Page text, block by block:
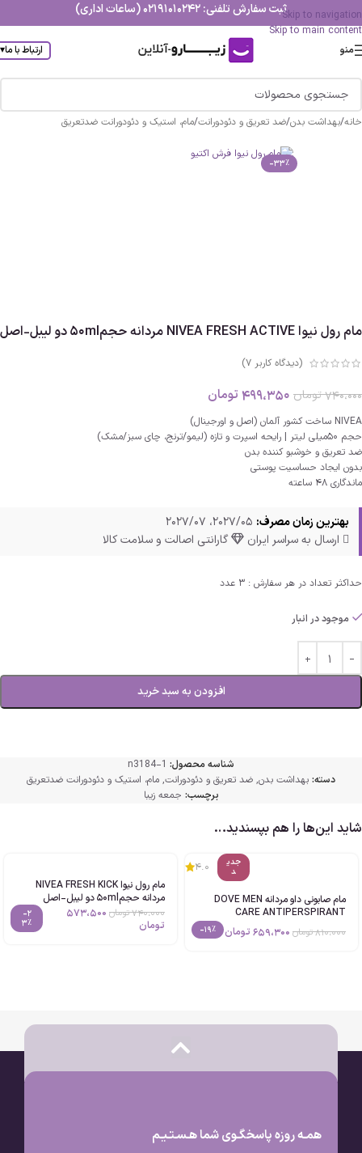
Skip to navigation
Skip to main content
ثبت سفارش تلفنی: 02191010242 (ساعات اداری)
منو ارتباط با ما▾
خانه/بهداشت بدن/ضد تعریق و دئودورانت/مام، استیک و دئودورانت ضدتعریق
-33%
مام رول نیوا NIVEA FRESH ACTIVE مردانه حجم50ml دو لیبل-اصل
(دیدگاه کاربر 7
)
740،000تومان 499،350 تومان
NIVEA ساخت کشور آلمان (اصل و اورجینال)
حجم 50میلی لیتر | رایحه اسپرت و تازه (لیمو/ترنج، چای سبز/مشک)
ضد تعریق و خوشبو کننده بدن
بدون ایجاد حساسیت پوستی
ماندگاری 48 ساعته
بهترین زمان مصرف:
ارسال به سراسر ایران
گارانتی اصالت و سلامت کالا
حداکثر تعداد در هر سفارش : 3 عدد
موجود در انبار
افزودن به سبد خرید
شناسه محصول: n3184-1
دسته: بهداشت بدن, ضد تعریق و دئودورانت, مام، استیک و دئودورانت ضدتعریق
برچسب: جمعه زیبا
شاید این‌ها را هم بپسندید…
جدی
د
4.0
مام صابونی داو مردانه DOVE MEN
CARE ANTIPERSPIRANT
810،000تومان 659،300 تومان -19%
مام رول نیوا NIVEA FRESH KICK
مردانه حجم50ml دو لیبل-اصل
740،000تومان 573،500
تومان
-2
3%
همـه روزه پاسخگـوی شما هـسـتـیـم